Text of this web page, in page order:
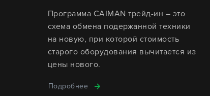
Программа CAIMAN трейд-ин – это
схема обмена подержанной техники
на новую, при которой стоимость
старого оборудования вычитается из
цены нового.
Подробнее